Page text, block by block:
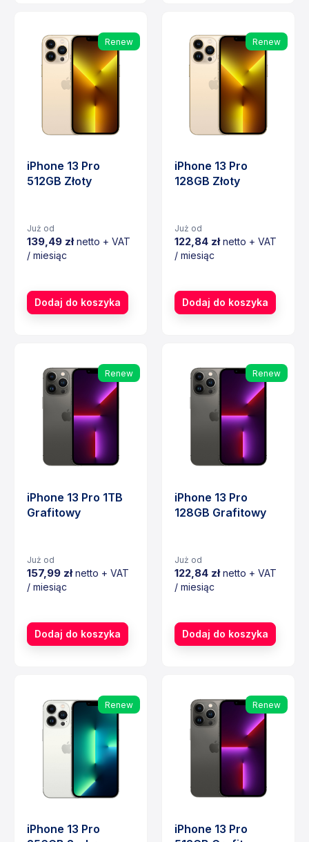
Renew
iPhone 13 Pro
512GB Złoty
Już od
139,49 złnetto + VAT
/ miesiąc
Dodaj do koszyka
Renew
iPhone 13 Pro
128GB Złoty
Już od
122,84 złnetto + VAT
/ miesiąc
Dodaj do koszyka
Renew
iPhone 13 Pro 1TB
Grafitowy
Już od
157,99 złnetto + VAT
/ miesiąc
Dodaj do koszyka
Renew
iPhone 13 Pro
128GB Grafitowy
Już od
122,84 złnetto + VAT
/ miesiąc
Dodaj do koszyka
Renew
iPhone 13 Pro
Renew
iPhone 13 Pro